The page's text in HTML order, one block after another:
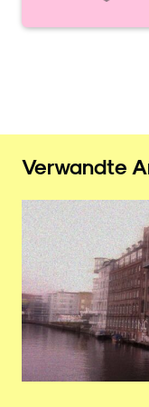
Verwandte